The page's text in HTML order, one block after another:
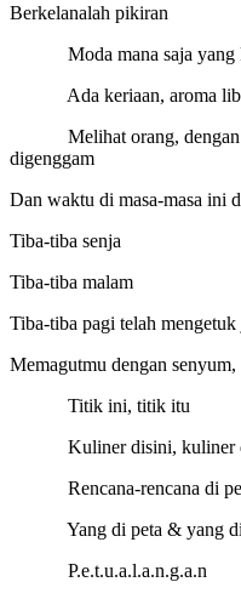
Berkelanalah pikiran
Moda mana saja yang
Ada keriaan, aroma
Melihat orang, dengan
digenggam
Dan waktu di masa-masa ini
Tiba-tiba senja
Tiba-tiba malam
Tiba-tiba pagi telah mengetuk
Memagutmu dengan
Titik ini, titik itu
Kuliner disini, kuliner
Rencana-rencana di
Yang di peta & yang di
P.e.t.u.a.l.a.n.g.a.n